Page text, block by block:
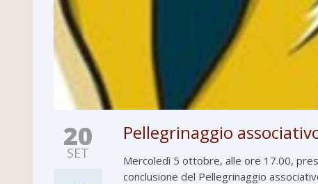
20
SET
Pellegrinaggio
Mercoledì 5 ottobre, alle ore 17.00,
conclusione del Pellegrinaggio